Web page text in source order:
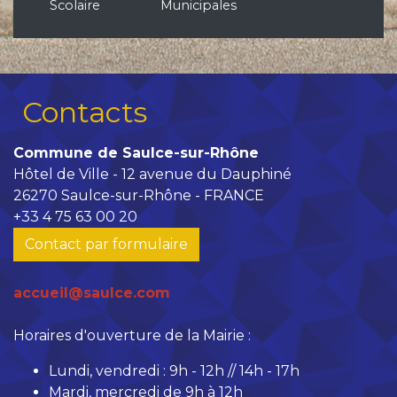
Scolaire
Municipales
Contacts
Commune de Saulce-sur-Rhône
Hôtel de Ville - 12 avenue du Dauphiné
26270 Saulce-sur-Rhône - FRANCE
+33 4 75 63 00 20
Contact par formulaire
accueil@saulce.com
Horaires d'ouverture de la Mairie :
Lundi, vendredi : 9h - 12h // 14h - 17h
Mardi, mercredi de 9h à 12h